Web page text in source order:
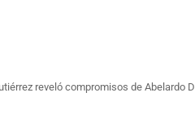
reveló compromisos de Abelardo